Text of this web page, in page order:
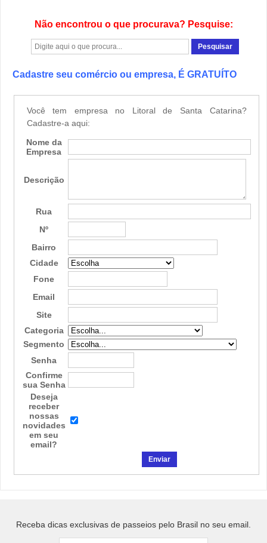
Não encontrou o que procurava? Pesquise:
Cadastre seu comércio ou empresa, É GRATUÍTO
Você tem empresa no Litoral de Santa Catarina?
Cadastre-a aqui:
Nome da
Empresa
Descrição
Rua
Nº
Bairro
Cidade
Fone
Email
Site
Categoria
Segmento
Senha
Confirme
sua Senha
Deseja
receber
nossas
novidades
em seu
email?
Receba dicas exclusivas de passeios pelo Brasil no seu email.